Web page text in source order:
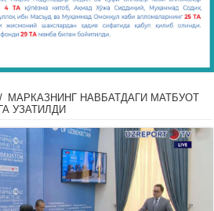
/ МАРКАЗНИНГ НАВБАТДАГИ МАТБУОТ
УЗАТИЛДИ